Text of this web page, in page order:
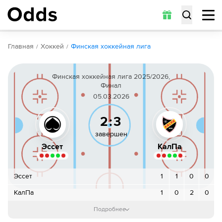
Обзор Коэффициенты Прогнозы
Главная Хоккей Финская хоккейная лига
Финская хоккейная лига 2025/2026,
Финал
05.03.2026
Эссет
2:3
завершен
КалПа
Эссет 1 1 0
0
КалПа
1 0 2 0
1-й период: 1:1
Подробнее